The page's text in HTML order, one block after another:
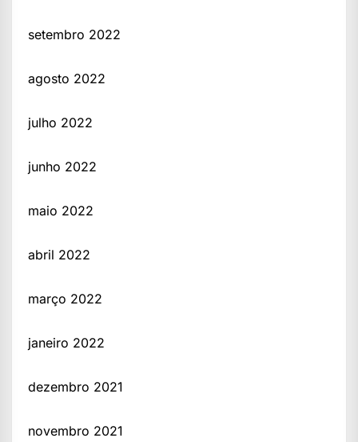
setembro 2022
agosto 2022
julho 2022
junho 2022
maio 2022
abril 2022
março 2022
janeiro 2022
dezembro 2021
novembro 2021